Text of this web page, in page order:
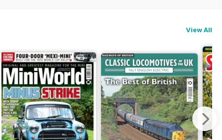
View All